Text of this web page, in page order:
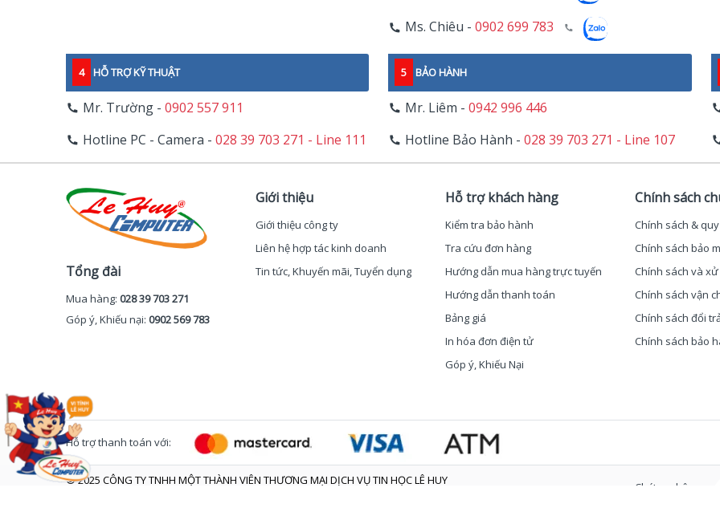
Ms. Chiêu -0902 699 783
4 HỖ TRỢ KỸ THUẬT
Mr. Trường - 0902 557 911
Hotline PC - Camera - 028 39 703 271 - Line 111
5 BẢO HÀNH
Mr. Liêm -0942 996 446
Hotline Bảo Hành -028 39 703 271 - Line 107
Tổng đài
Mua hàng: 028 39 703 271
Góp ý, Khiếu nại: 0902 569 783
Giới thiệu
Giới thiệu công ty
Liên hệ hợp tác kinh doanh
Tin tức, Khuyến mãi, Tuyển dụng
Hỗ trợ khách hàng
Kiểm tra bảo hành
Tra cứu đơn hàng
Hướng dẫn mua hàng trực tuyến
Hướng dẫn thanh toán
Bảng giá
In hóa đơn điện tử
Góp ý, Khiếu Nại
Chính sách
Chính sách &
Chính sách bảo
Chính sách và
Chính sách vận
Chính sách đổi
Chính sách bảo
Hỗ trợ thanh toán với:
© 2025 CÔNG TY TNHH MỘT THÀNH VIÊN THƯƠNG MẠI DỊCH VỤ TIN HỌC LÊ HUY
Chứng nhận